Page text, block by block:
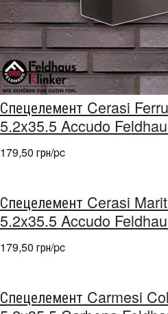
Спецелемент Cerasi
5.2x35.5 Accudo
179,50 грн/pc
Спецелемент Cerasi
5.2x35.5 Accudo
179,50 грн/pc
Спецелемент Carmesi